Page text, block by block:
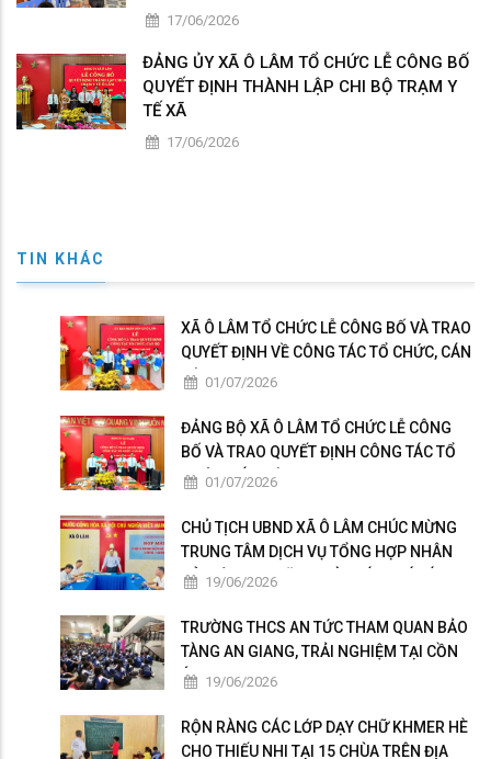
17/06/2026
ĐẢNG ỦY XÃ Ô LÂM TỔ CHỨC LỄ CÔNG BỐ
QUYẾT ĐỊNH THÀNH LẬP CHI BỘ TRẠM Y
TẾ XÃ
17/06/2026
TIN KHÁC
XÃ Ô LÂM TỔ CHỨC LỄ CÔNG BỐ VÀ TRAO
QUYẾT ĐỊNH VỀ CÔNG TÁC TỔ CHỨC, CÁN
BỘ 01/07/2026
ĐẢNG BỘ XÃ Ô LÂM TỔ CHỨC LỄ CÔNG
BỐ VÀ TRAO QUYẾT ĐỊNH CÔNG TÁC TỔ
CHỨC, CÁN BỘ
01/07/2026
CHỦ TỊCH UBND XÃ Ô LÂM CHÚC MỪNG
TRUNG TÂM DỊCH VỤ TỔNG HỢP NHÂN
KỶ NIỆM 101 NĂM NGÀY BÁO CHÍ CÁCH
19/06/2026
TRƯỜNG THCS AN TỨC THAM QUAN BẢO
TÀNG AN GIANG, TRẢI NGHIỆM TẠI CỒN
ÉN 19/06/2026
RỘN RÀNG CÁC LỚP DẠY CHỮ KHMER HÈ
CHO THIẾU NHI TẠI 15 CHÙA TRÊN ĐỊA